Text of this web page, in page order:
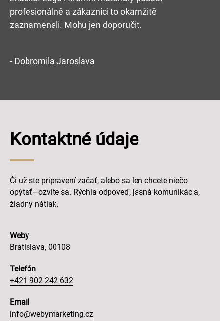
profesionálně a zákazníci to okamžitě
zaznamenali. Mohu jen doporučit.
- Dobromila Jaroslava
Kontaktné údaje
Či už ste pripravení začať, alebo sa len chcete niečo
opýtať—ozvite sa. Rýchla odpoveď, jasná komunikácia,
žiadny nátlak.
Weby
Bratislava, 00108
Telefón
+421 902 242 632
Email
info@webymarketing.cz